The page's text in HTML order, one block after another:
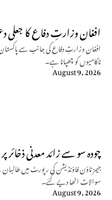
افغان وزارتِ دفاع کا جعلی
ناکامیوں کو چھپانا ہے۔
August 9, 2026
چودہ سو سے زائد معدنی
جیمز ٹاؤن فاؤنڈیشن کی رپورٹ میں
سوالات اٹھا دیے گئے۔
August 9, 2026